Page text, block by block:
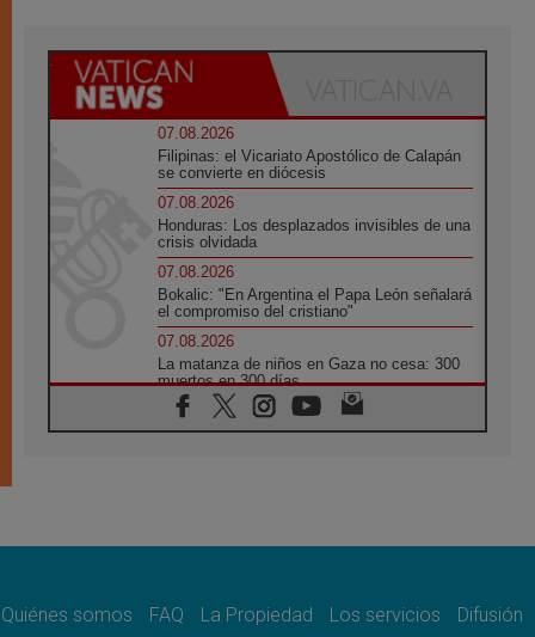
07.08.2026
Filipinas: el Vicariato Apostólico de Calapán
se convierte en diócesis
07.08.2026
Honduras: Los desplazados invisibles de una
crisis olvidada
07.08.2026
Bokalic: "En Argentina el Papa León señalará
el compromiso del cristiano"
07.08.2026
La matanza de niños en Gaza no cesa: 300
muertos en 300 días
07.08.2026
Tagle: La guerra desfigura el mundo, solo la
como misión al servicio del Evangelio
Quiénes somos FAQ La Propiedad Los servicios Difusión